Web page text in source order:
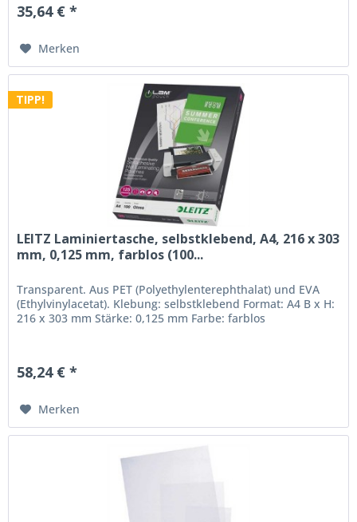
35,64 € *
Merken
TIPP!
LEITZ Laminiertasche, selbstklebend, A4, 216 x 303
mm, 0,125 mm, farblos (100...
Transparent. Aus PET (Polyethylenterephthalat) und EVA
(Ethylvinylacetat). Klebung: selbstklebend Format: A4 B x H:
216 x 303 mm Stärke: 0,125 mm Farbe: farblos
58,24 € *
Merken